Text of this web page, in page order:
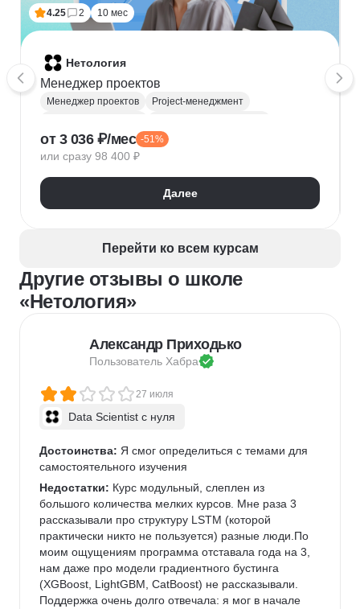
4.25 2 10 мес
Нетология
Менеджер проектов
Менеджер проектов
Project-менеджмент
Нейронные сети
Управление рисками
Kanban
Scrum
Управление проектами
Тайм-менеджмент
Управление удаленной командой
от 3 036 ₽/мес -51%
или сразу 98 400 ₽
Далее
Перейти ко всем курсам
Другие отзывы о школе
«Нетология»
Александр Приходько
Пользователь Хабра
27 июля
Data Scientist с нуля
Достоинства: Я смог определиться с темами для
самостоятельного изучения
Недостатки: Курс модульный, слеплен из
большого количества мелких курсов. Мне раза 3
рассказывали про структуру LSTM (которой
практически никто не пользуется) разные люди.По
моим ощущениям программа отставала года на 3,
нам даже про модели градиентного бустинга
(XGBoost, LightGBM, CatBoost) не рассказывали.
Поддержка очень долго отвечала: я мог в начале